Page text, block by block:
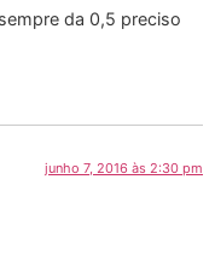
da 0,5 preciso
junho 7, 2016 às 2:30 pm